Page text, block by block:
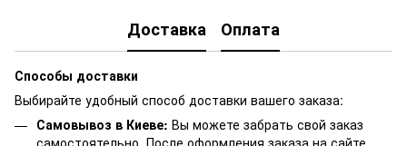
Доставка Оплата
Способы доставки
Выбирайте удобный способ доставки вашего заказа:
Самовывоз в Киеве: Вы можете забрать свой заказ
самостоятельно. После оформления заказа на сайте